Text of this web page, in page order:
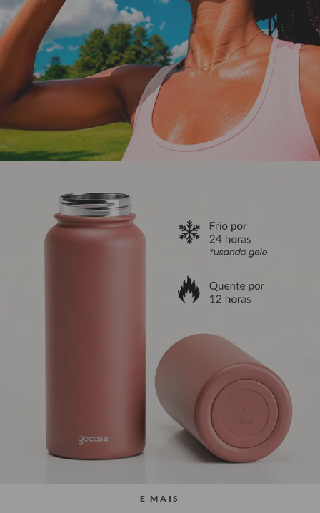
E MAIS